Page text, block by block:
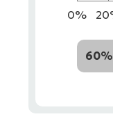
0%
60%